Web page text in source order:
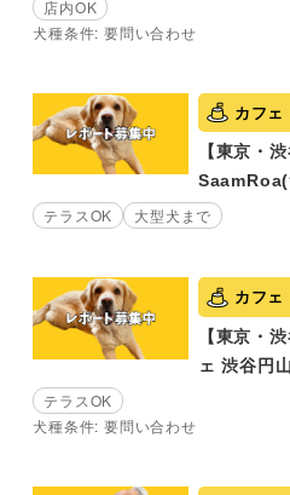
店内OK
犬種条件: 要問い合わせ
カフェ
【東京・
SaamRoa(
テラスOK 大型犬まで
カフェ
【東京・
ェ 渋谷円
テラスOK
犬種条件: 要問い合わせ